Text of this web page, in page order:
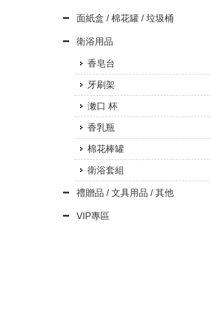
面紙盒 / 棉花罐 / 垃圾桶
衛浴用品
香皂台
牙刷架
潄口 杯
香乳瓶
棉花棒罐
衛浴套組
禮贈品 / 文具用品 / 其他
VIP專區